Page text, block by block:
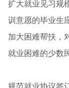
扩大就业见习规
训意愿的毕业生
加大困难帮扶，
就业困难的少数